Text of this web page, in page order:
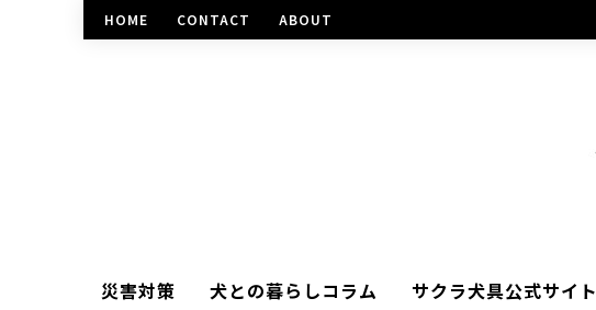
HOME CONTACT ABOUT
災害対策 犬との暮らしコラム サクラ犬具公式サイト